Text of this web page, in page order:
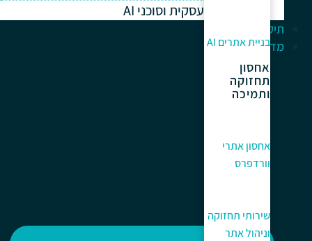
בניית אתרים AI
אחסון
תחזוקה
ותמיכה
אחסון אתרי
וורדפרס
שירותי תחזוקה
וניהול אתר
אוטומציה עסקית וסוכני AI
תיק עבודות
מדריך למתחלים